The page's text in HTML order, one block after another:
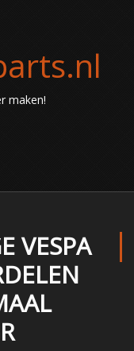
maken!
VESPA